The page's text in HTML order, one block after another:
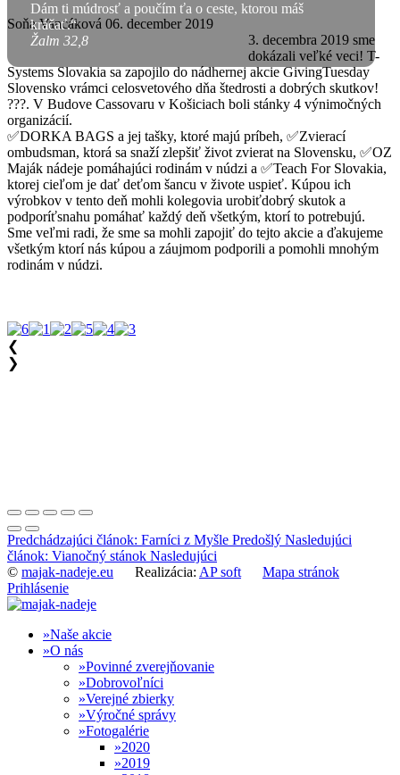
Dám ti múdrosť a poučím ťa o ceste, ktorou máš
kráčať.“
Žalm 32,8
Soňa Vancáková 06. december 2019
3. decembra 2019 sme
dokázali veľké veci! T-
Systems Slovakia sa zapojilo do nádhernej akcie GivingTuesday
Slovensko vrámci celosvetového dňa štedrosti a dobrých skutkov!
???. V Budove Cassovaru v Košiciach boli stánky 4 výnimočných
organizácií.
✅DORKA BAGS a jej tašky, ktoré majú príbeh, ✅Zvierací
ombudsman, ktorá sa snaží zlepšiť život zvierat na Slovensku, ✅OZ
Maják nádeje pomáhajúci rodinám v núdzi a ✅Teach For Slovakia,
ktorej cieľom je dať deťom šancu v živote uspieť. Kúpou ich
výrobkov v tento deň mohli kolegovia urobiťdobrý skutok a
podporíťsnahu pomáhať každý deň všetkým, ktorí to potrebujú.
Sme veľmi radi, že sme sa mohli zapojiť do tejto akcie a ďakujeme
všetkým ktorí nás kúpou a záujmom podporili a pomohli mnohým
rodinám v núdzi.
❮
❯
Predchádzajúci článok: Farníci z Myšle Predošlý Nasledujúci
článok: Vianočný stánok Nasledujúci
© majak-nadeje.eu Realizácia: AP soft
Mapa stránok
Prihlásenie
Naše akcie
O nás
Povinné zverejňovanie
Dobrovoľníci
Verejné zbierky
Výročné správy
Fotogalérie
2020
2019